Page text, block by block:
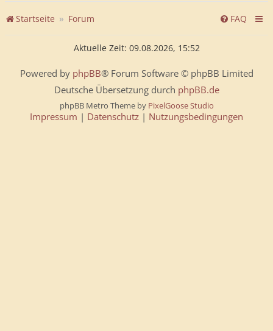
Startseite Forum FAQ
Aktuelle Zeit: 09.08.2026, 15:52
Powered by phpBB® Forum Software © phpBB Limited
Deutsche Übersetzung durch phpBB.de
phpBB Metro Theme by PixelGoose Studio
Impressum | Datenschutz | Nutzungsbedingungen